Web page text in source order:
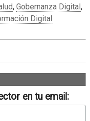
, Gobernanza Digital,
Digital
en tu email: